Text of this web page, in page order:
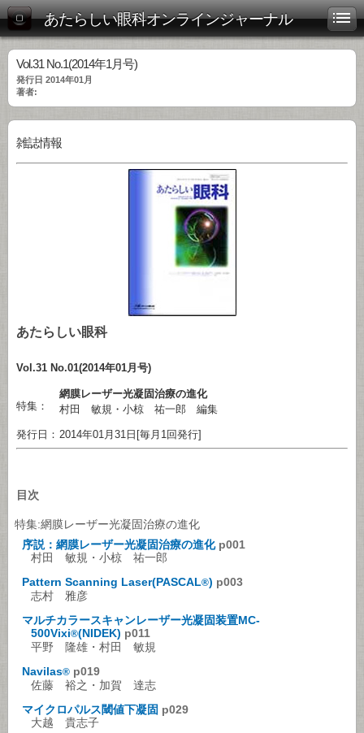
あたらしい眼科オンラインジャーナル
Vol.31 No.1(2014年1月号)
発行日 2014年01月
著者:
雑誌情報
あたらしい眼科
Vol.31 No.01(2014年01月号)
特集：
網膜レーザー光凝固治療の進化
村田 敏規・小椋 祐一郎 編集
発行日： 2014年01月31日[毎月1回発行]
目次
特集:網膜レーザー光凝固治療の進化
序説：網膜レーザー光凝固治療の進化 p001
村田 敏規・小椋 祐一郎
Pattern Scanning Laser(PASCAL®) p003
志村 雅彦
マルチカラースキャンレーザー光凝固装置MC-
500Vixi®(NIDEK) p011
平野 隆雄・村田 敏規
Navilas® p019
佐藤 裕之・加賀 達志
マイクロパルス閾値下凝固 p029
大越 貴志子